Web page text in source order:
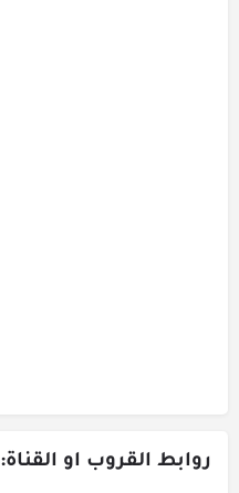
روابط القروب او القناة: